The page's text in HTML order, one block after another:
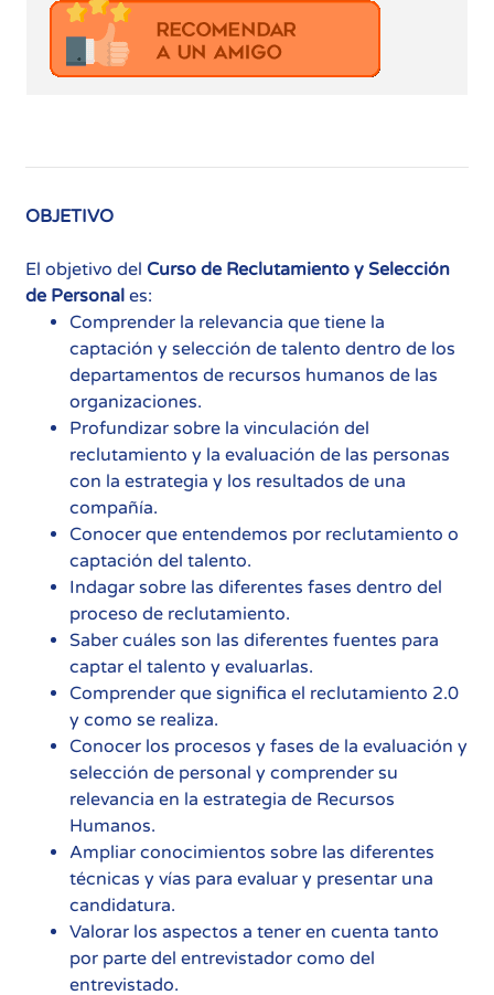
OBJETIVO
El objetivo del Curso de Reclutamiento y Selección
de Personal es:
Comprender la relevancia que tiene la
captación y selección de talento dentro de los
departamentos de recursos humanos de las
organizaciones.
Profundizar sobre la vinculación del
reclutamiento y la evaluación de las personas
con la estrategia y los resultados de una
compañía.
Conocer que entendemos por reclutamiento o
captación del talento.
Indagar sobre las diferentes fases dentro del
proceso de reclutamiento.
Saber cuáles son las diferentes fuentes para
captar el talento y evaluarlas.
Comprender que significa el reclutamiento 2.0
y como se realiza.
Conocer los procesos y fases de la evaluación y
selección de personal y comprender su
relevancia en la estrategia de Recursos
Humanos.
Ampliar conocimientos sobre las diferentes
técnicas y vías para evaluar y presentar una
candidatura.
Valorar los aspectos a tener en cuenta tanto
por parte del entrevistador como del
entrevistado.